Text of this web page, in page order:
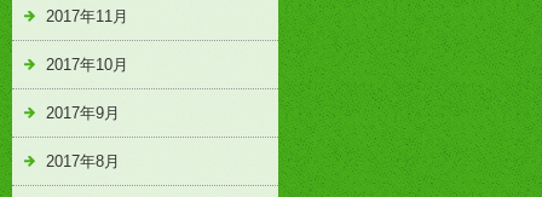
2017年11月
2017年10月
2017年9月
2017年8月